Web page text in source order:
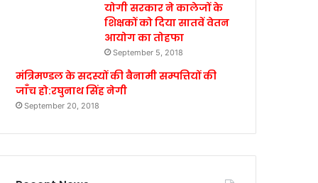
योगी सरकार ने कालेजों के
शिक्षकों को दिया सातवें वेतन
आयोग का तोहफा
September 5, 2018
मंत्रिमण्डल के सदस्यों की बैनामी सम्पत्तियों की
जाँच हो:रघुनाथ सिंह नेगी
September 20, 2018